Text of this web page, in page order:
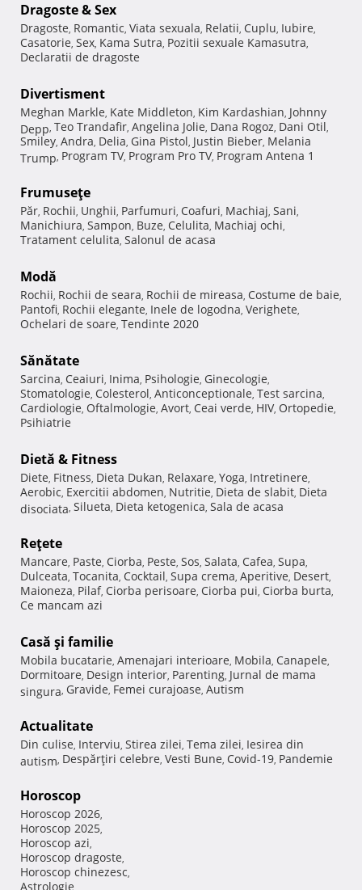
Dragoste & Sex
Dragoste, Romantic, Viata sexuala, Relatii, Cuplu, Iubire,
Casatorie, Sex, Kama Sutra, Pozitii sexuale Kamasutra,
Declaratii de dragoste
Divertisment
Meghan Markle, Kate Middleton, Kim Kardashian, Johnny
Depp, Teo Trandafir, Angelina Jolie, Dana Rogoz, Dani Otil,
Smiley, Andra, Delia, Gina Pistol, Justin Bieber, Melania
Trump, Program TV, Program Pro TV, Program Antena 1
Frumuseţe
Păr, Rochii, Unghii, Parfumuri, Coafuri, Machiaj, Sani,
Manichiura, Sampon, Buze, Celulita, Machiaj ochi,
Tratament celulita, Salonul de acasa
Modă
Rochii, Rochii de seara, Rochii de mireasa, Costume de baie,
Pantofi, Rochii elegante, Inele de logodna, Verighete,
Ochelari de soare, Tendinte 2020
Sănătate
Sarcina, Ceaiuri, Inima, Psihologie, Ginecologie,
Stomatologie, Colesterol, Anticonceptionale, Test sarcina,
Cardiologie, Oftalmologie, Avort, Ceai verde, HIV, Ortopedie,
Psihiatrie
Dietă & Fitness
Diete, Fitness, Dieta Dukan, Relaxare, Yoga, Intretinere,
Aerobic, Exercitii abdomen, Nutritie, Dieta de slabit, Dieta
disociata, Silueta, Dieta ketogenica, Sala de acasa
Reţete
Mancare, Paste, Ciorba, Peste, Sos, Salata, Cafea, Supa,
Dulceata, Tocanita, Cocktail, Supa crema, Aperitive, Desert,
Maioneza, Pilaf, Ciorba perisoare, Ciorba pui, Ciorba burta,
Ce mancam azi
Casă şi familie
Mobila bucatarie, Amenajari interioare, Mobila, Canapele,
Dormitoare, Design interior, Parenting, Jurnal de mama
singura, Gravide, Femei curajoase, Autism
Actualitate
Din culise, Interviu, Stirea zilei, Tema zilei, Iesirea din
autism, Despărţiri celebre, Vesti Bune, Covid-19, Pandemie
Horoscop
Horoscop 2026,
Horoscop 2025,
Horoscop azi,
Horoscop dragoste,
Horoscop chinezesc,
Astrologie